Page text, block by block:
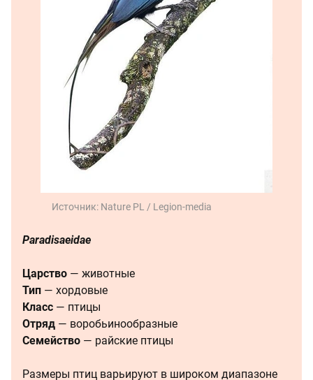
Источник: Nature PL / Legion-media
Paradisaeidae
Царство — животные
Тип — хордовые
Класс — птицы
Отряд — воробьинообразные
Семейство — райские птицы
Размеры птиц варьируют в широком диапазоне